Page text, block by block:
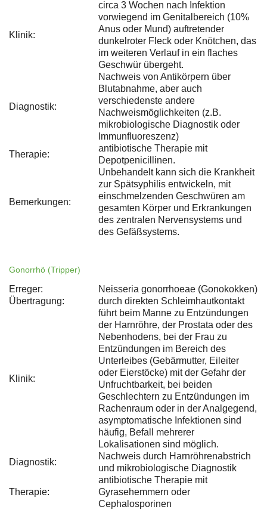
Klinik:
circa 3 Wochen nach Infektion
vorwiegend im Genitalbereich (10%
Anus oder Mund) auftretender
dunkelroter Fleck oder Knötchen, das
im weiteren Verlauf in ein flaches
Geschwür übergeht.
Diagnostik:
Nachweis von Antikörpern über
Blutabnahme, aber auch
verschiedenste andere
Nachweismöglichkeiten (z.B.
mikrobiologische Diagnostik oder
Immunfluoreszenz)
Therapie:
antibiotische Therapie mit
Depotpenicillinen.
Bemerkungen:
Unbehandelt kann sich die Krankheit
zur Spätsyphilis entwickeln, mit
einschmelzenden Geschwüren am
gesamten Körper und Erkrankungen
des zentralen Nervensystems und
des Gefäßsystems.
Gonorrhö (Tripper)
Erreger:
Neisseria gonorrhoeae (Gonokokken)
Übertragung:
durch direkten Schleimhautkontakt
Klinik:
führt beim Manne zu Entzündungen
der Harnröhre, der Prostata oder des
Nebenhodens, bei der Frau zu
Entzündungen im Bereich des
Unterleibes (Gebärmutter, Eileiter
oder Eierstöcke) mit der Gefahr der
Unfruchtbarkeit, bei beiden
Geschlechtern zu Entzündungen im
Rachenraum oder in der Analgegend,
asymptomatische Infektionen sind
häufig, Befall mehrerer
Lokalisationen sind möglich.
Diagnostik:
Nachweis durch Harnröhrenabstrich
und mikrobiologische Diagnostik
Therapie:
antibiotische Therapie mit
Gyrasehemmern oder
Cephalosporinen